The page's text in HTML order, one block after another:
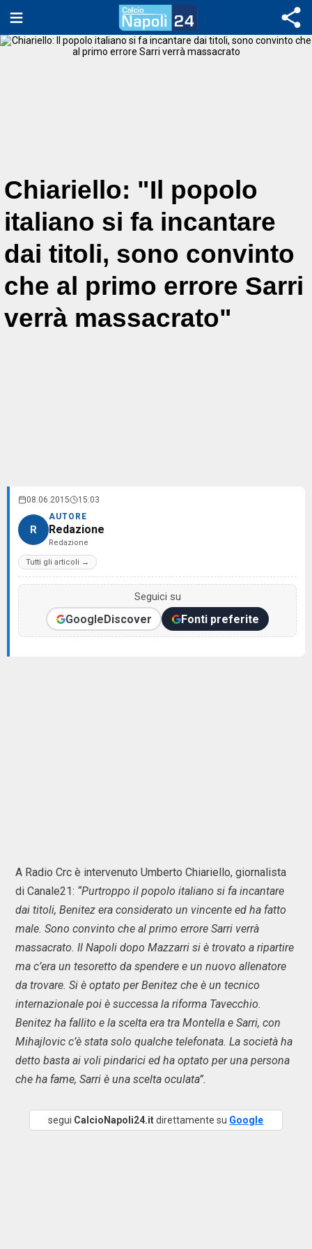
Chiariello: "Il popolo
italiano si fa incantare
dai titoli, sono convinto
che al primo errore Sarri
verrà massacrato"
08.06.2015 15:03
R
AUTORE
Redazione
Redazione
Tutti gli articoli →
Seguici su
GoogleDiscover Fonti preferite
A Radio Crc è intervenuto Umberto Chiariello, giornalista
di Canale21: “Purtroppo il popolo italiano si fa incantare
dai titoli, Benitez era considerato un vincente ed ha fatto
male. Sono convinto che al primo errore Sarri verrà
massacrato. Il Napoli dopo Mazzarri si è trovato a ripartire
ma c’era un tesoretto da spendere e un nuovo allenatore
da trovare. Si è optato per Benitez che è un tecnico
internazionale poi è successa la riforma Tavecchio.
Benitez ha fallito e la scelta era tra Montella e Sarri, con
Mihajlovic c’è stata solo qualche telefonata. La società ha
detto basta ai voli pindarici ed ha optato per una persona
che ha fame, Sarri è una scelta oculata”.
segui CalcioNapoli24.itdirettamente su Google